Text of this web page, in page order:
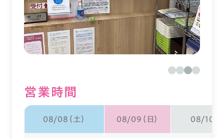
営業時間
08/08（土） 08/09（日） 08/10（